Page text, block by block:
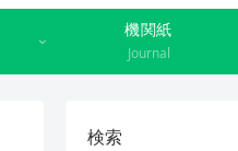
機関紙
Journal
検索